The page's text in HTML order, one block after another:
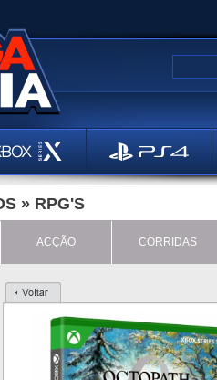
» RPG'S
ACÇÃO CORRIDAS